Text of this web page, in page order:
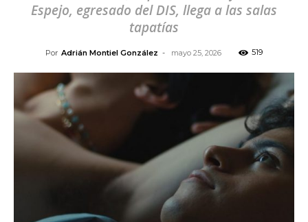
Espejo, egresado del DIS, llega a las salas
tapatías
Por Adrián Montiel González - mayo 25, 2026 519